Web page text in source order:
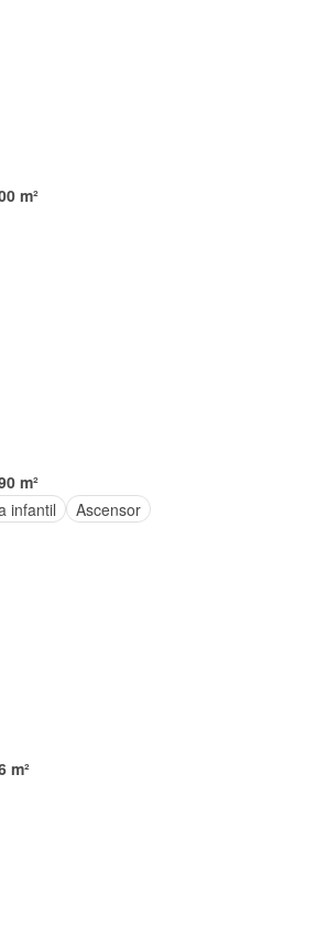
m²
m²
infantil Ascensor
m²